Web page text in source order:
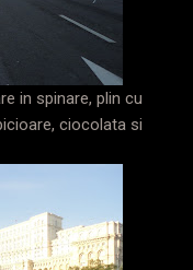
in spinare, plin cu
ciocolata si